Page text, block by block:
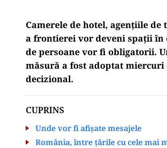
Camerele de hotel, agențiile
a frontierei vor deveni spații
de persoane vor fi obligatorii.
măsură a fost adoptat
decizional.
CUPRINS
Unde vor fi afișate mesajele
România, între țările cu cele mai